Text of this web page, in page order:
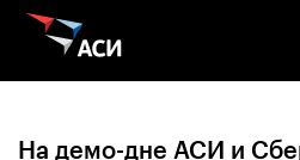
Новости АСИ
На демо-дне АСИ и